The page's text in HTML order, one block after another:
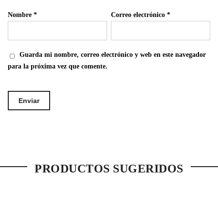
Nombre * Correo electrónico*
Guarda mi nombre, correo electrónico y web en este navegador
para la próxima vez que comente.
PRODUCTOS SUGERIDOS